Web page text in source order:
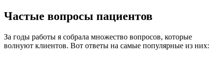
Частые вопросы пациентов
За годы работы я собрала множество вопросов, которые
волнуют клиентов. Вот ответы на самые популярные из них: